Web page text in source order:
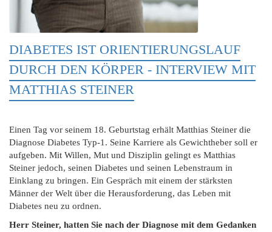
DIABETES IST ORIENTIERUNGSLAUF
DURCH DEN KÖRPER - INTERVIEW MIT
MATTHIAS STEINER
Einen Tag vor seinem 18. Geburtstag erhält Matthias Steiner die
Diagnose Diabetes Typ-1. Seine Karriere als Gewichtheber soll er
aufgeben. Mit Willen, Mut und Disziplin gelingt es Matthias
Steiner jedoch, seinen Diabetes und seinen Lebenstraum in
Einklang zu bringen. Ein Gespräch mit einem der stärksten
Männer der Welt über die Herausforderung, das Leben mit
Diabetes neu zu ordnen.
Herr Steiner, hatten Sie nach der Diagnose mit dem Gedanken